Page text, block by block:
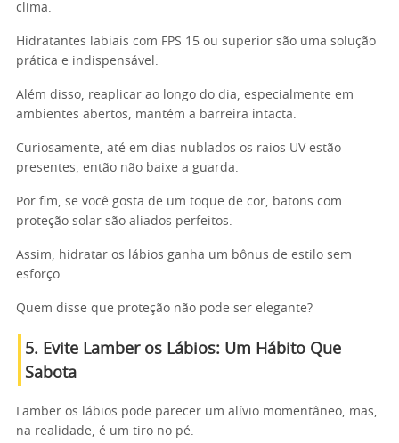
clima.
Hidratantes labiais com FPS 15 ou superior são uma solução
prática e indispensável.
Além disso, reaplicar ao longo do dia, especialmente em
ambientes abertos, mantém a barreira intacta.
Curiosamente, até em dias nublados os raios UV estão
presentes, então não baixe a guarda.
Por fim, se você gosta de um toque de cor, batons com
proteção solar são aliados perfeitos.
Assim, hidratar os lábios ganha um bônus de estilo sem
esforço.
Quem disse que proteção não pode ser elegante?
5. Evite Lamber os Lábios: Um Hábito Que
Sabota
Lamber os lábios pode parecer um alívio momentâneo, mas,
na realidade, é um tiro no pé.